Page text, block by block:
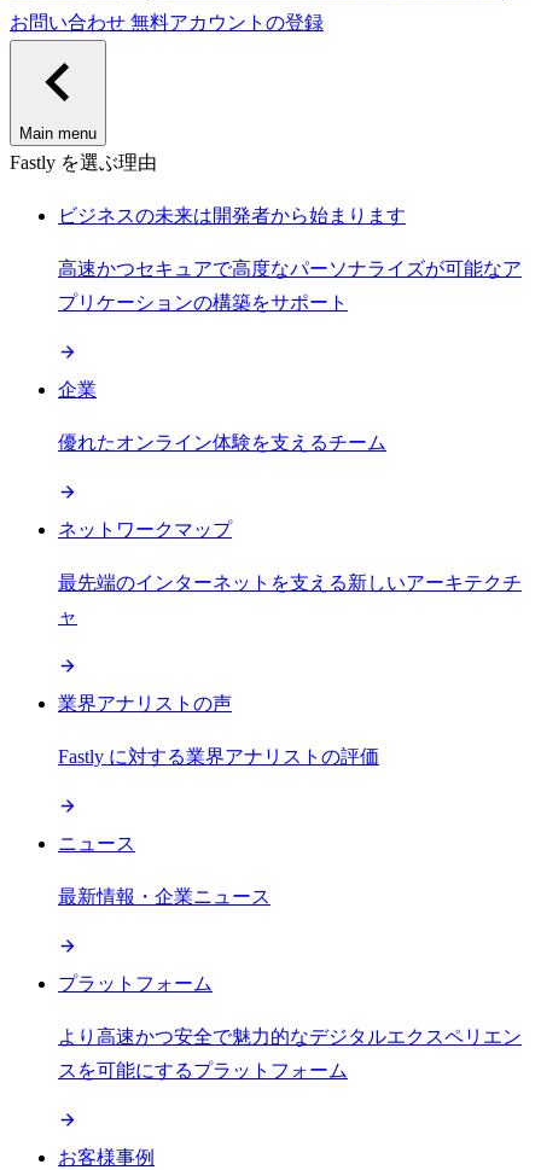
お問い合わせ 無料アカウントの登録
Main menu
Fastly を選ぶ理由
ビジネスの未来は開発者から始まります
高速かつセキュアで高度なパーソナライズが可能なア
プリケーションの構築をサポート
企業
優れたオンライン体験を支えるチーム
ネットワークマップ
最先端のインターネットを支える新しいアーキテクチ
ャ
業界アナリストの声
Fastly に対する業界アナリストの評価
ニュース
最新情報・企業ニュース
プラットフォーム
より高速かつ安全で魅力的なデジタルエクスペリエン
スを可能にするプラットフォーム
お客様事例